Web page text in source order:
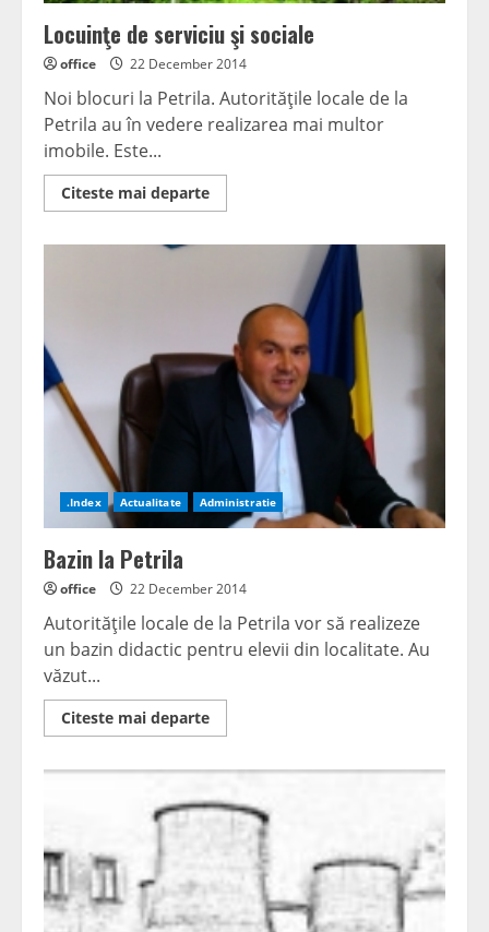
Locuinţe de serviciu şi sociale
office 22 December 2014
Noi blocuri la Petrila. Autorităţile locale de la
Petrila au în vedere realizarea mai multor
imobile. Este...
Citeste mai departeRead
more
.Index Actualitate Administratie
Bazin la Petrila
office 22 December 2014
Autorităţile locale de la Petrila vor să realizeze
un bazin didactic pentru elevii din localitate. Au
văzut...
Citeste mai departeRead
more
la